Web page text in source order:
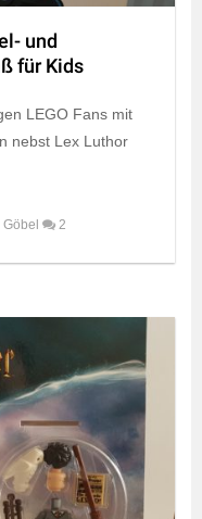
und
für Kids
LEGO Fans mit
nebst Lex Luthor
Göbel 2